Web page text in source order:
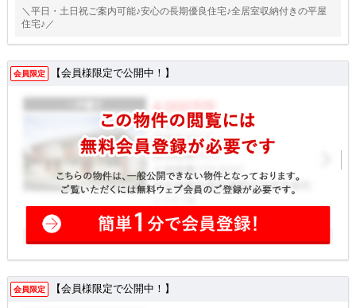
＼平日・土日祝ご案内可能♪安心の長期優良住宅♪全居室収納付きの平屋
住宅♪／
会員限定 【会員様限定で公開中！】
会員限定 【会員様限定で公開中！】